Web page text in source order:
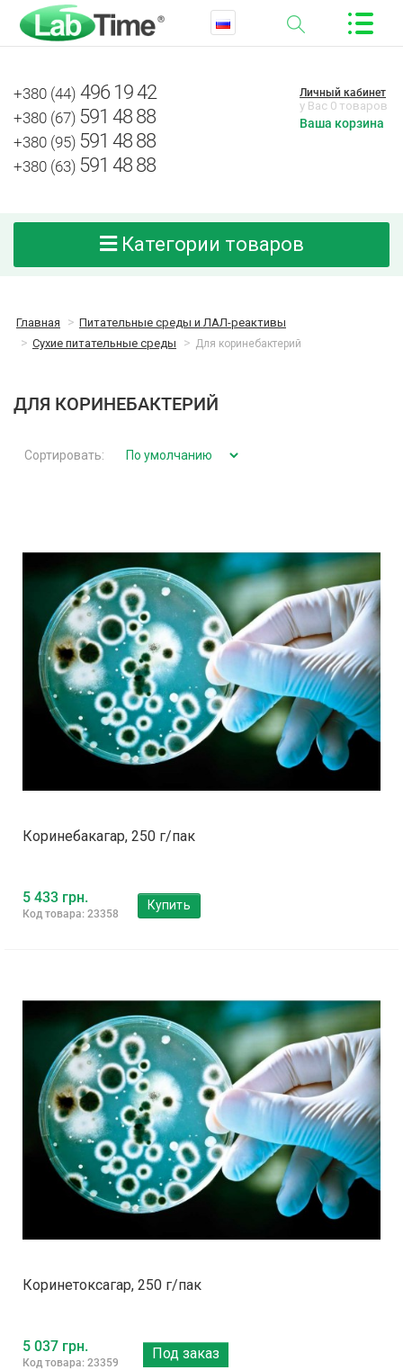
+380 (44) 496 19 42
+380 (67) 591 48 88
+380 (95) 591 48 88
+380 (63) 591 48 88
Личный кабинет
у Вас 0 товаров
Ваша корзина
Категории товаров
Главная
Питательные среды и ЛАЛ-реактивы
Сухие питательные среды
Для коринебактерий
ДЛЯ КОРИНЕБАКТЕРИЙ
Сортировать:
Коринебакагар, 250 г/пак
5 433 грн.
Код товара: 23358
Купить
Коринетоксагар, 250 г/пак
5 037 грн.
Код товара: 23359
Под заказ